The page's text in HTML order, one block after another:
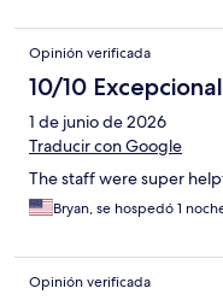
Opinión verificada
10/10 Excepcional
1 de junio de 2026
Traducir con Google
The staff were super
Bryan, se hospedó 1
Opinión verificada